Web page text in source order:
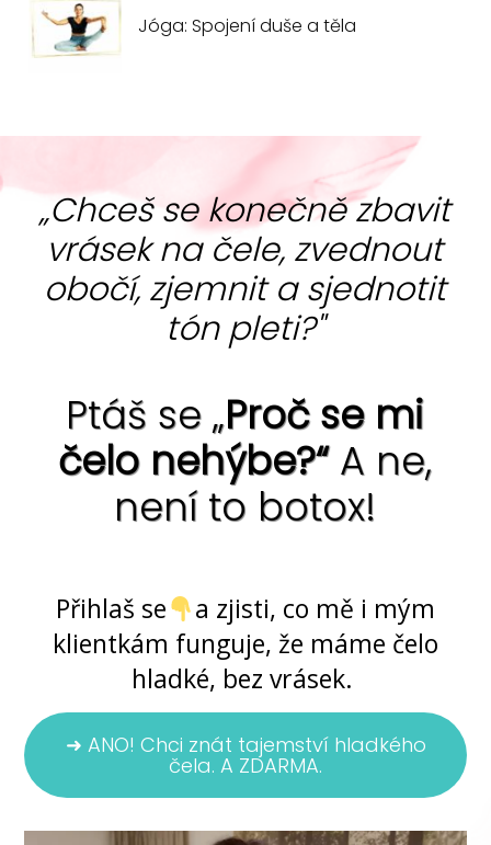
Jóga: Spojení duše a těla
„Chceš se konečně zbavit
vrásek na čele, zvednout
obočí, zjemnit a sjednotit
tón pleti?"
Ptáš se „Proč se mi
čelo nehýbe?“A ne,
není to botox!
Přihlaš se
a zjisti, co mě i mým
klientkám funguje, že máme čelo
hladké, bez vrásek.
➜ ANO! Chci znát tajemství hladkého
čela. A ZDARMA.